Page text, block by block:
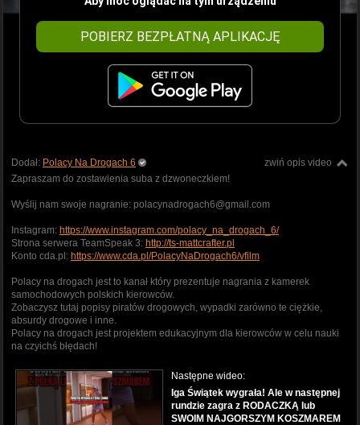
POBIERZ BEZPŁATNĄ APLIKACJĘ
zwiń opis video
Dodał: Polacy Na Drogach 6
Zapraszam do zostawienia suba z dzwoneczkiem!
Wyślij nam swoje nagranie: polacynadrogach6@gmail.com
Instagram: https://www.instagram.com/polacy_na_drogach_6/
Strona serwera TeamSpeak 3: http://ts-mattcrafter.pl
Konto cda.pl: https://www.cda.pl/PolacyNaDrogach6/vfilm
Polacy na drogach jest to kanał który prezentuje nagrania z kamerek
samochodowych polskich kierowców.
Zobaczysz tutaj popisy piratów drogowych, wypadki zarówno te ciężkie,
absurdy drogowe i inne.
Polacy na drogach jest projektem edukacyjnym dla kierowców w celu nauki
na czyichś błędach!
Następne wideo:
Iga Świątek wygrała! Ale w następnej
rundzie zagra z RODACZKĄ lub
SWOIM NAJGORSZYM KOSZMAREM